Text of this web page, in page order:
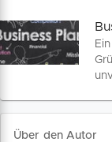
Über den Autor